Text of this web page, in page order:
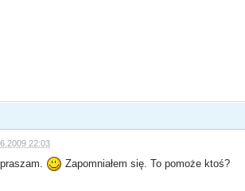
22:03
Zapomniałem się. To pomoże ktoś?